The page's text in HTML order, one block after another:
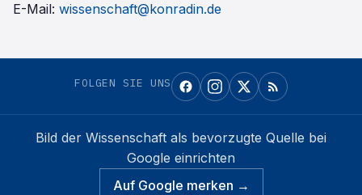
E-Mail: wissenschaft@konradin.de
FOLGEN SIE UNS
Bild der Wissenschaft als bevorzugte Quelle bei
Google einrichten
Auf Google merken →